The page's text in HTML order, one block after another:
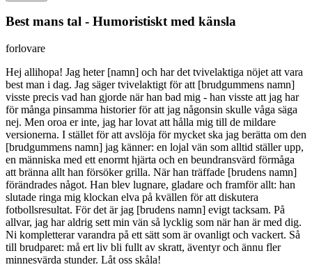
Best mans tal - Humoristiskt med känsla
forlovare
Hej allihopa! Jag heter [namn] och har det tvivelaktiga nöjet att vara
best man i dag. Jag säger tvivelaktigt för att [brudgummens namn]
visste precis vad han gjorde när han bad mig - han visste att jag har
för många pinsamma historier för att jag någonsin skulle våga säga
nej. Men oroa er inte, jag har lovat att hålla mig till de mildare
versionerna. I stället för att avslöja för mycket ska jag berätta om den
[brudgummens namn] jag känner: en lojal vän som alltid ställer upp,
en människa med ett enormt hjärta och en beundransvärd förmåga
att bränna allt han försöker grilla. När han träffade [brudens namn]
förändrades något. Han blev lugnare, gladare och framför allt: han
slutade ringa mig klockan elva på kvällen för att diskutera
fotbollsresultat. För det är jag [brudens namn] evigt tacksam. På
allvar, jag har aldrig sett min vän så lycklig som när han är med dig.
Ni kompletterar varandra på ett sätt som är ovanligt och vackert. Så
till brudparet: må ert liv bli fullt av skratt, äventyr och ännu fler
minnesvärda stunder. Låt oss skåla!